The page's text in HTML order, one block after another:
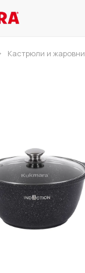
Кастрюли и жаровни